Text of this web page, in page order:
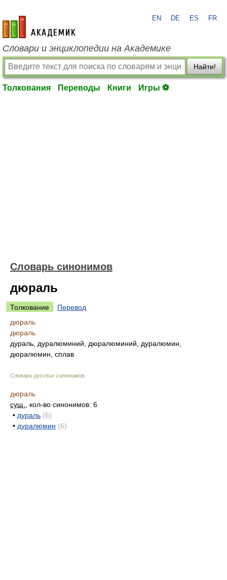
academic.ru
EN DE ES FR
Словари и энциклопедии на Академике
Найти!
Толкования Переводы Книги Игры ⚽
Словарь синонимов
дюраль
Толкование
Перевод
дюраль
дюраль
дураль, дуралюминий, дюралюминий, дуралюмин,
дюралюмин, сплав
Словарь русских синонимов
дюраль
сущ.
, кол-во синонимов: 6
• дураль (6)
• дуралюмин (6)